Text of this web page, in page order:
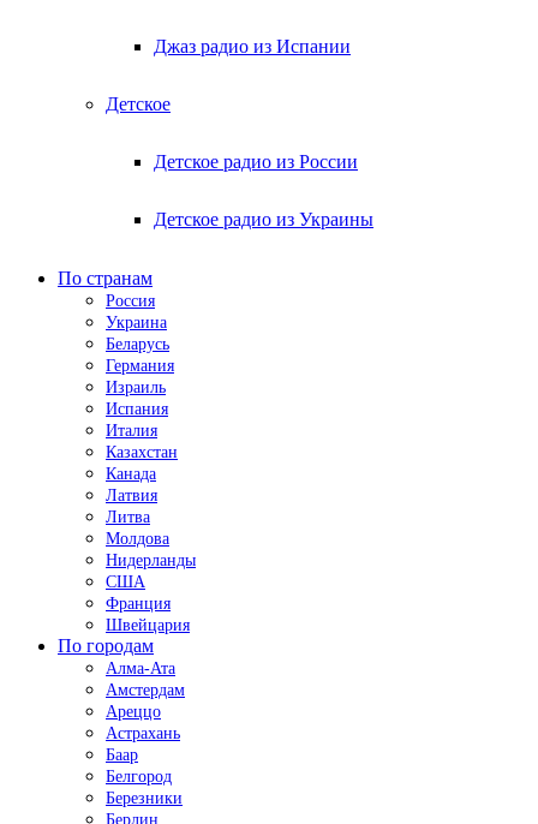
Джаз радио из Испании
Детское
Детское радио из России
Детское радио из Украины
По странам
Россия
Украина
Беларусь
Германия
Израиль
Испания
Италия
Казахстан
Канада
Латвия
Литва
Молдова
Нидерланды
США
Франция
Швейцария
По городам
Алма-Ата
Амстердам
Ареццо
Астрахань
Баар
Белгород
Березники
Берлин